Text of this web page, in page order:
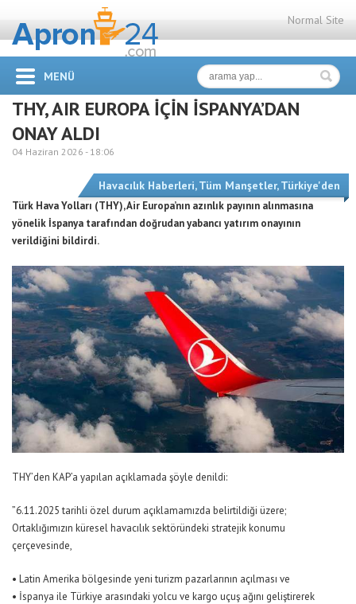
Normal Site
MENÜ
THY, AIR EUROPA İÇİN İSPANYA’DAN
ONAY ALDI
04 Haziran 2026 - 18:06
Havacılık Haberleri,Tüm Manşetler,Türkiye'den
Türk Hava Yolları (THY), Air Europa’nın azınlık payının alınmasına
yönelik İspanya tarafından doğrudan yabancı yatırım onayının
verildiğini bildirdi.
THY’den KAP’a yapılan açıklamada şöyle denildi:
”6.11.2025 tarihli özel durum açıklamamızda belirtildiği üzere;
Ortaklığımızın küresel havacılık sektöründeki stratejik konumu
çerçevesinde,
• Latin Amerika bölgesinde yeni turizm pazarlarının açılması ve
• İspanya ile Türkiye arasındaki yolcu ve kargo uçuş ağını geliştirerek